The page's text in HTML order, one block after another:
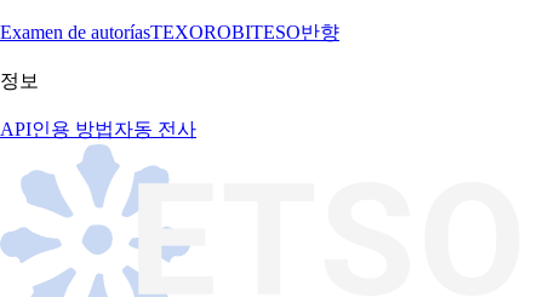
Examen de autoríasTEXOROBITESO반향
정보
API인용 방법자동 전사